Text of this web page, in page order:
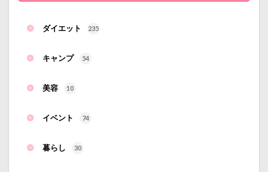
ダイエット 235
キャンプ 54
美容 10
イベント 74
暮らし 30